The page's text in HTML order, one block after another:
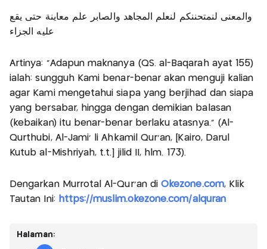
والمعنى لنمتحننكم لنعلم المجاهد والصابر علم معاينة حتى يقع
عليه الجزاء
Artinya: “Adapun maknanya (QS. al-Baqarah ayat 155)
ialah: sungguh Kami benar-benar akan menguji kalian
agar Kami mengetahui siapa yang berjihad dan siapa
yang bersabar, hingga dengan demikian balasan
(kebaikan) itu benar-benar berlaku atasnya.” (Al-
Qurthubi, Al-Jami’ li Ahkamil Qur’an, [Kairo, Darul
Kutub al-Mishriyah, t.t.] jilid II, hlm. 173).
Dengarkan Murrotal Al-Qur'an diOkezone.com, Klik
Tautan Ini: https://muslim.okezone.com/alquran
Halaman: